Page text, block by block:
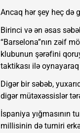
Ancaq hər şey heç də
Birinci və ən əsas
“Barselona”nın zəif
klubunun şərəfini
taktikası ilə oynayaraq
Digər bir səbəb,
digər mütəxəssislər
İspaniya yığmasının
millisinin də turniri